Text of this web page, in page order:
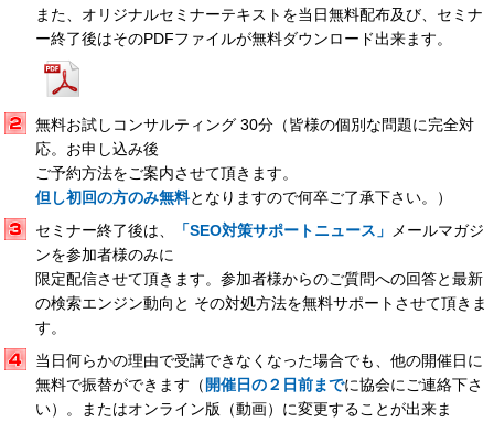
また、オリジナルセミナーテキストを当日無料配布及び、セミナ
ー終了後はそのPDFファイルが無料ダウンロード出来ます。
無料お試しコンサルティング 30分（皆様の個別な問題に完全対
応。お申し込み後
ご予約方法をご案内させて頂きます。
但し初回の方のみ無料となりますので何卒ご了承下さい。）
セミナー終了後は、
「SEO対策サポートニュース」
メールマガジ
ンを参加者様のみに
限定配信させて頂きます。参加者様からのご質問への回答と最新
の検索エンジン動向と その対処方法を無料サポートさせて頂きま
す。
当日何らかの理由で受講できなくなった場合でも、他の開催日に
無料で振替ができます（ 開催日の２日前までに協会にご連絡下さ
い）。またはオンライン版（動画）に変更することが出来ま